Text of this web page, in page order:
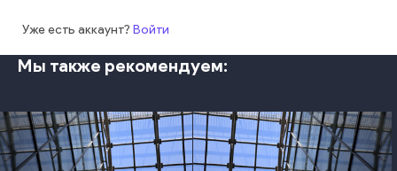
Уже есть аккаунт? Войти
Мы также рекомендуем: